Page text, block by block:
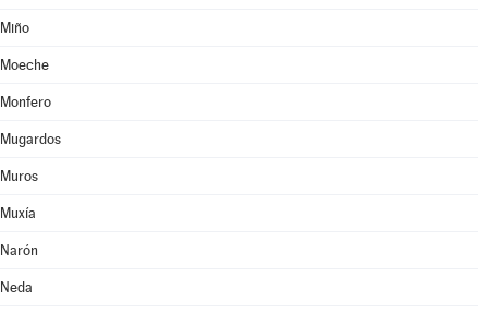
Miño
Moeche
Monfero
Mugardos
Muros
Muxía
Narón
Neda